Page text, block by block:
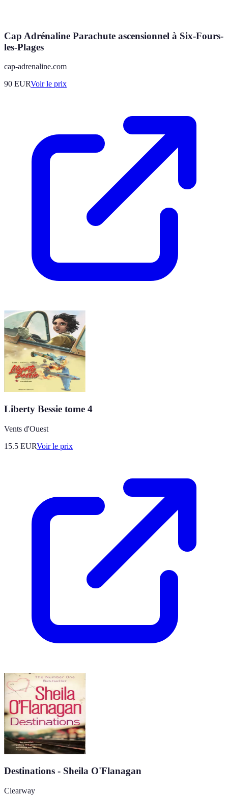
Cap Adrénaline Parachute ascensionnel à Six-Fours-
les-Plages
cap-adrenaline.com
90 EURVoir le prix
Liberty Bessie tome 4
Vents d'Ouest
15.5 EURVoir le prix
Destinations - Sheila O'Flanagan
Clearway